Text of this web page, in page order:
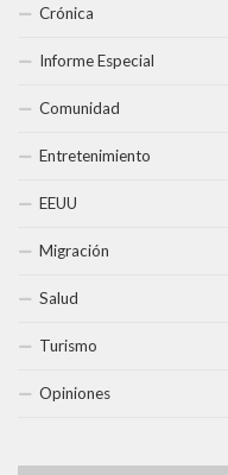
Crónica
Informe Especial
Comunidad
Entretenimiento
EEUU
Migración
Salud
Turismo
Opiniones